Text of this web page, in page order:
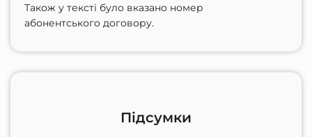
Також у тексті було вказано номер
абонентського договору.
Підсумки